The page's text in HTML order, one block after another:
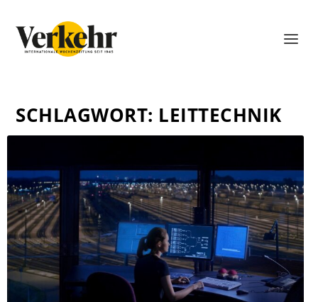
SCHLAGWORT: LEITTECHNIK